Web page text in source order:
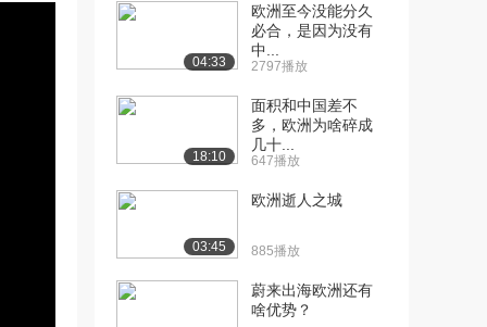
04:33
欧洲至今没能分久
必合，是因为没有
中...
2797播放
18:10
面积和中国差不
多，欧洲为啥碎成
几十...
647播放
03:45
欧洲逝人之城
885播放
蔚来出海欧洲还有
啥优势？